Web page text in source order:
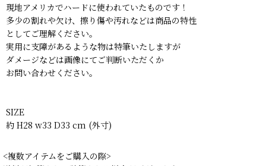
現地アメリカでハードに使われていたものです！
多少の割れや欠け、擦り傷や汚れなどは商品の特性
としてご理解ください。
実用に支障があるような物は特筆いたしますが
ダメージなどは画像にてご判断いただくか
お問い合わせください。
SIZE
約 H28 w33 D33 cm (外寸)
<複数アイテムをご購入の際>